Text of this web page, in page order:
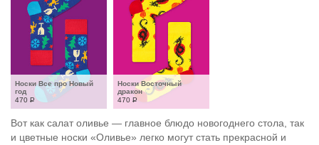
Носки Все про Новый
год
470 Р
Носки Восточный
дракон
470 Р
Вот как салат оливье — главное блюдо новогоднего стола, так
и цветные носки «Оливье» легко могут стать прекрасной и